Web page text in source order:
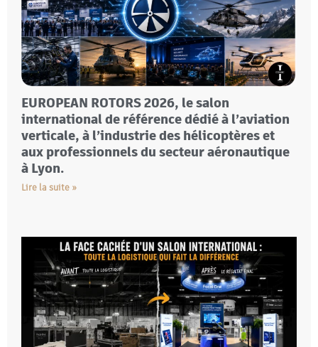
EUROPEAN ROTORS 2026, le salon
international de référence dédié à l’aviation
verticale, à l’industrie des hélicoptères et
aux professionnels du secteur aéronautique
à Lyon.
Lire la suite »